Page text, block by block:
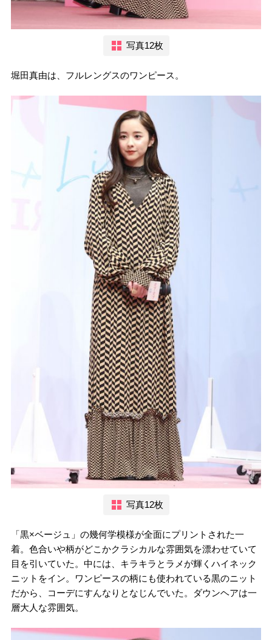
写真12枚
堀田真由は、フルレングスのワンピース。
写真12枚
「黒×ベージュ」の幾何学模様が全面にプリントされた一
着。色合いや柄がどこかクラシカルな雰囲気を漂わせていて
目を引いていた。中には、キラキラとラメが輝くハイネック
ニットをイン。ワンピースの柄にも使われている黒のニット
だから、コーデにすんなりとなじんでいた。ダウンヘアは一
層大人な雰囲気。